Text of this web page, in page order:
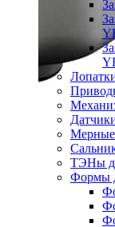
Мерные
ТЭНы
Формы